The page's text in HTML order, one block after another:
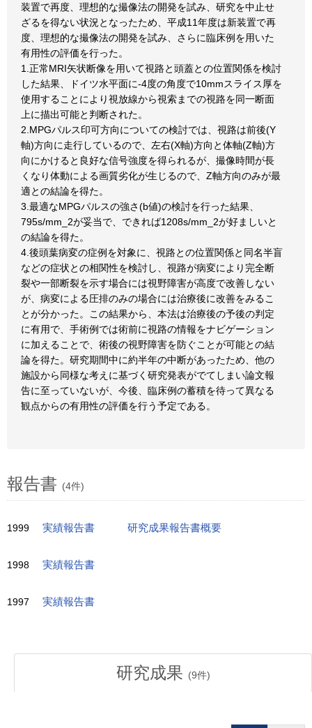
装置で再度、理想的な撮像法の開発を試み、研究を中止せ
ざるを得ない状況となったため、平成11年度は新装置で再
度、理想的な撮像法の開発を試み、さらに臨床例を用いた
有用性の評価を行った。
1.正常MRI矢状断像を用いて視路と頭蓋との位置関係を検討
した結果、ドイツ水平面に-4度の角度で10mmスライス厚を
使用することにより視放線から視索までの視路を同一断面
上に描出可能と判断された。
2.MPGパルス印可方向についての検討では、視路は前後(Y
軸)方向に走行しているので、左右(X軸)方向と体軸(Z軸)方
向にかけると良好な信号強度を得られるが、撮像時間が長
くなり体動による画質劣化が生じるので、Z軸方向のみが最
適との結論を得た。
3.最適なMPGパルスの強さ(b値)の検討を行った結果、
795s/mm_2が妥当で、できれば1208s/mm_2が好ましいと
の結論を得た。
4.後頭葉病変の症例を対象に、視路との位置関係と同名半盲
などの症状との相関性を検討し、視路が病変により完全断
裂や一部断裂を示す場合には視野障害が高度で改善しない
が、病変による圧排のみの場合には治療後に改善をみるこ
とが分かった。この結果から、本法は治療後の予後の判定
に有用で、手術例では術前に視路の情報をナビゲーション
に加えることで、術後の視野障害を防ぐことが可能との結
論を得た。研究期間中に約半年の中断があったため、他の
施設から同様な考えに基づく研究発表がでてしまい論文報
告に至っていないが、今後、臨床例の蓄積を待って異なる
観点からの有用性の評価を行う予定である。
報告書 (4件)
1999 実績報告書 研究成果報告書概要
1998 実績報告書
1997 実績報告書
研究成果 (9件)